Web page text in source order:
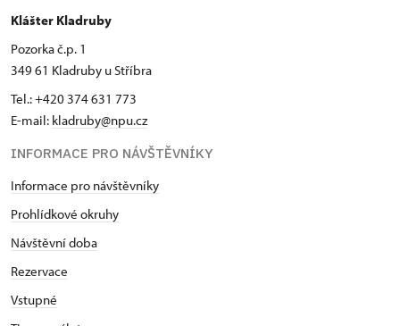
Klášter Kladruby
Pozorka č.p. 1
349 61 Kladruby u Stříbra
Tel.: +420 374 631 773
E-mail: kladruby@npu.cz
INFORMACE PRO NÁVŠTĚVNÍKY
Informace pro návštěvníky
Prohlídkové okruhy
Návštěvní doba
Rezervace
Vstupné